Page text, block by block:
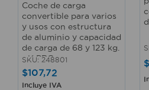
Coche de carga
convertible para varios
y usos con estructura
de aluminio y capacidad
de carga de 68 y 123 kg.
- K PRO
SKU: 248801
$107,72
Incluye IVA
$